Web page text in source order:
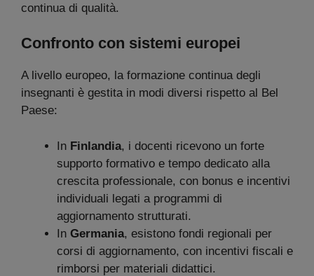
continua di qualità.
Confronto con sistemi europei
A livello europeo, la formazione continua degli
insegnanti è gestita in modi diversi rispetto al Bel
Paese:
In Finlandia, i docenti ricevono un forte
supporto formativo e tempo dedicato alla
crescita professionale, con bonus e incentivi
individuali legati a programmi di
aggiornamento strutturati.
In Germania, esistono fondi regionali per
corsi di aggiornamento, con incentivi fiscali e
rimborsi per materiali didattici.